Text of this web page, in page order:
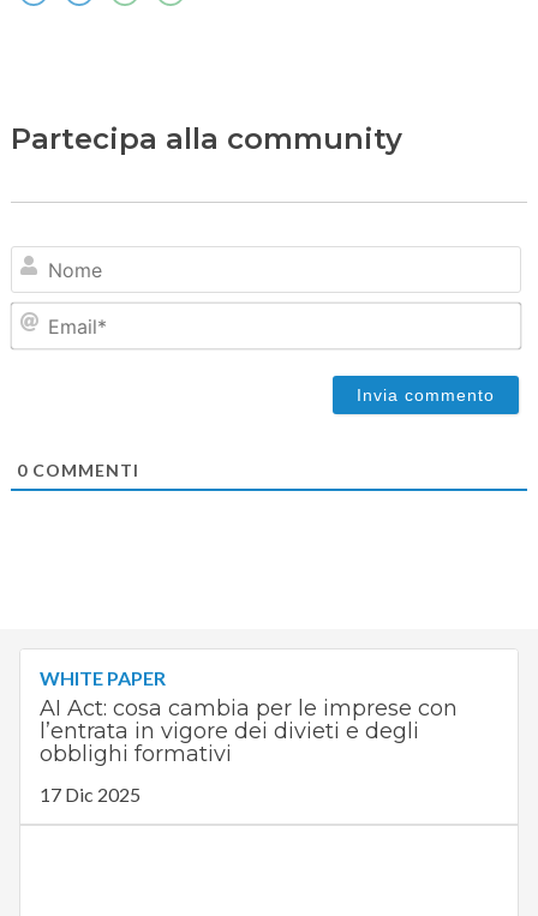
Partecipa alla community
0COMMENTI
WHITE PAPER
AI Act: cosa cambia per le imprese con
l’entrata in vigore dei divieti e degli
obblighi formativi
17 Dic 2025